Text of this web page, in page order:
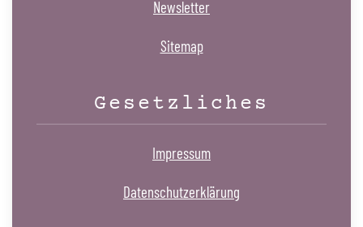
Newsletter
Sitemap
Gesetzliches
Impressum
Datenschutzerklärung